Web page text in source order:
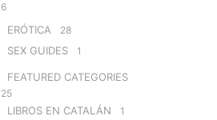
6
ERÓTICA 28
SEX GUIDES 1
FEATURED CATEGORIES
25
LIBROS EN CATALÁN 1